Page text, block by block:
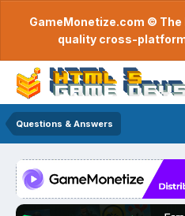
GameMonetize.com ©
quality cross-
Questions & Answers